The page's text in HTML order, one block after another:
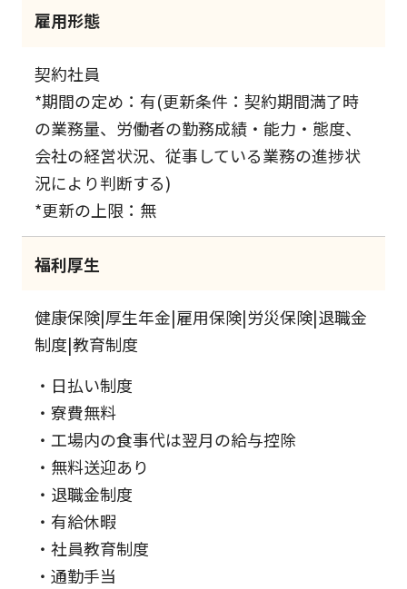
雇用形態
契約社員
*期間の定め：有(更新条件：契約期間満了時
の業務量、労働者の勤務成績・能力・態度、
会社の経営状況、従事している業務の進捗状
況により判断する)
*更新の上限：無
福利厚生
健康保険|厚生年金|雇用保険|労災保険|退職金
制度|教育制度
・日払い制度
・寮費無料
・工場内の食事代は翌月の給与控除
・無料送迎あり
・退職金制度
・有給休暇
・社員教育制度
・通勤手当